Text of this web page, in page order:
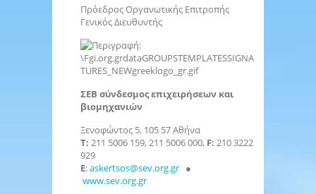
Πρόεδρος Οργανωτικής Επιτροπής
Γενικός Διευθυντής
ΣΕΒ σύνδεσμος επιχειρήσεων και
βιομηχανιών
Ξενοφώντος 5, 105 57 Αθήνα
Τ: 211 5006 159, 211 5006 000, F: 210 3222
929
E:askertsos@sev.org.gr ●
www.sev.org.gr